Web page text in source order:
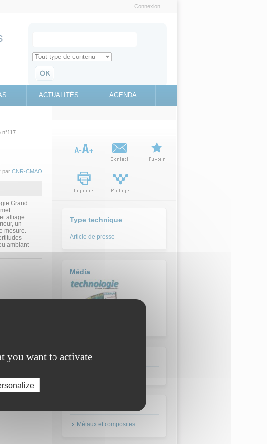
Connexion
Search for
Retrouvez toute l'information sur le site education.gouv.fr
ACTUALITÉS AGENDA
par CNR-CMAO
Grand
alliage
un
mesure.
ambiant
Type technique
Article de presse
Média
Date de parution:
you want to activate